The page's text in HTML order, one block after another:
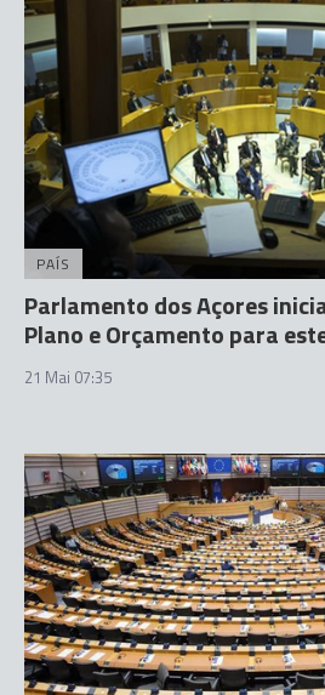
PAÍS
Parlamento dos Açores
Plano e Orçamento para
21 Mai 07:35